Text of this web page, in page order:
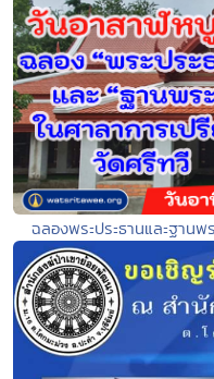
ฉลองพระประธานและฐาน